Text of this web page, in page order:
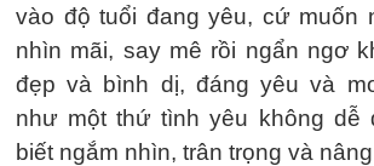
vào độ tuổi đang yêu, cứ muốn
nhìn mãi, say mê rồi ngẩn ngơ
đẹp và bình dị, đáng yêu và
như một thứ tình yêu không dễ
biết ngắm nhìn, trân trọng và